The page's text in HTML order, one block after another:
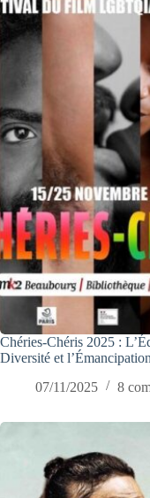
Chéries-Chéris 2025 :
Diversité et
07/11/2025
8